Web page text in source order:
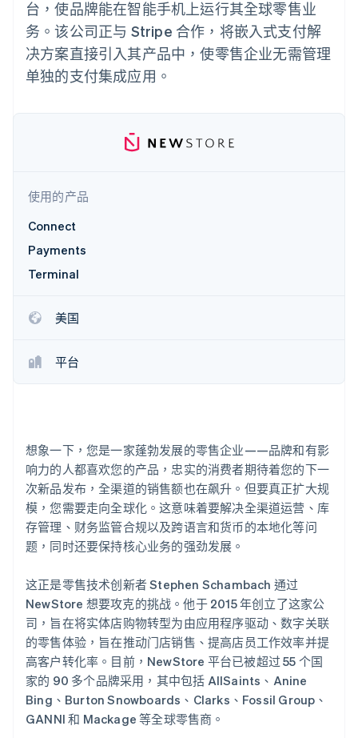
付方式
Authorization
Boost
支付成功率优
化
Link
自定义报告
Data Pipeline
数据同步
了解未来规划
Radar
初创企业注册
碳移除
立即观看
SaaS
按行业
游戏
酒店、旅游与休闲
资源
API 状态
产品路线图
Sessions 年度大会
招聘
资讯中心
Stripe Press
联系销售
台，使品牌能在智能手机上运行其全球零售业
务。该公司正与 Stripe 合作，将嵌入式支付解
决方案直接引入其产品中，使零售企业无需管理
单独的支付集成应用。
使用的产品
Connect
Payments
Terminal
美国
平台
想象一下，您是一家蓬勃发展的零售企业——品牌和有影
响力的人都喜欢您的产品，忠实的消费者期待着您的下一
次新品发布，全渠道的销售额也在飙升。但要真正扩大规
模，您需要走向全球化。这意味着要解决全渠道运营、库
存管理、财务监管合规以及跨语言和货币的本地化等问
题，同时还要保持核心业务的强劲发展。
这正是零售技术创新者 Stephen Schambach 通过
NewStore 想要攻克的挑战。他于 2015 年创立了这家公
司，旨在将实体店购物转型为由应用程序驱动、数字关联
的零售体验，旨在推动门店销售、提高店员工作效率并提
高客户转化率。目前，NewStore 平台已被超过 55 个国
家的 90 多个品牌采用，其中包括 AllSaints、Anine
Bing、Burton Snowboards、Clarks、Fossil Group、
GANNI 和 Mackage 等全球零售商。